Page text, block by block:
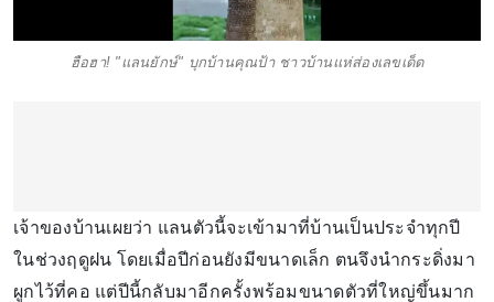
ฮือฮา! "แลนยักษ์" บุกบ้านคุณป้า ชาวบ้านแห่ส่องเลขเด็ด
เจ้าของบ้านเผยว่า แลนตัวนี้จะเข้ามาที่บ้านเป็นประจำทุกปี
ในช่วงฤดูฝน โดยเมื่อปีก่อนยังมีขนาดเล็ก ตนจึงนำกระดิ่งมา
ผูกไว้ที่คอ แต่ปีนี้กลับมาอีกครั้งพร้อมขนาดตัวที่ใหญ่ขึ้นมาก